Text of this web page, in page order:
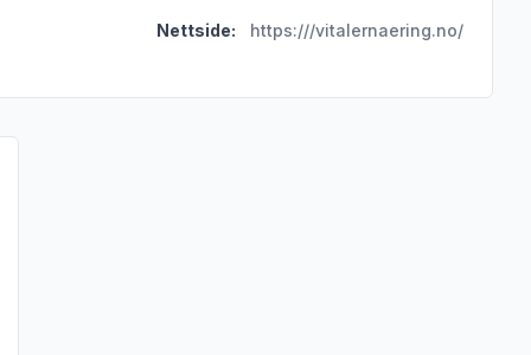
Nettside: https:///vitalernaering.no/